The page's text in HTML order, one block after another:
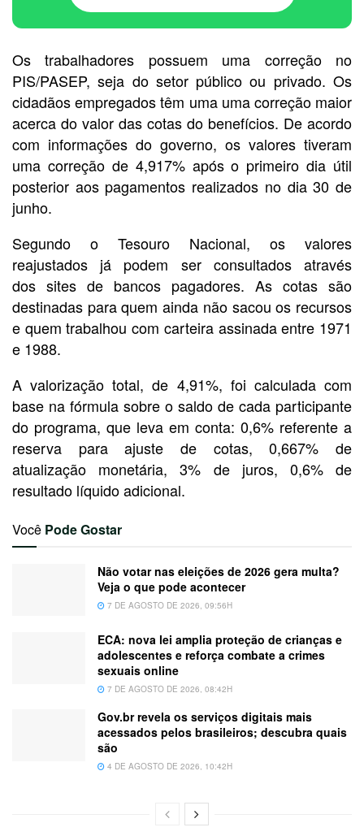
Os trabalhadores possuem uma correção no
PIS/PASEP, seja do setor público ou privado. Os
cidadãos empregados têm uma uma correção maior
acerca do valor das cotas do benefícios. De acordo
com informações do governo, os valores tiveram
uma correção de 4,917% após o primeiro dia útil
posterior aos pagamentos realizados no dia 30 de
junho.
Segundo o Tesouro Nacional, os valores
reajustados já podem ser consultados através
dos sites de bancos pagadores. As cotas são
destinadas para quem ainda não sacou os recursos
e quem trabalhou com carteira assinada entre 1971
e 1988.
A valorização total, de 4,91%, foi calculada com
base na fórmula sobre o saldo de cada participante
do programa, que leva em conta: 0,6% referente a
reserva para ajuste de cotas, 0,667% de
atualização monetária, 3% de juros, 0,6% de
resultado líquido adicional.
Você Pode Gostar
Não votar nas eleições de 2026 gera multa?
Veja o que pode acontecer
7 DE AGOSTO DE 2026, 09:56H
ECA: nova lei amplia proteção de crianças e
adolescentes e reforça combate a crimes
sexuais online
7 DE AGOSTO DE 2026, 08:42H
Gov.br revela os serviços digitais mais
acessados pelos brasileiros; descubra quais
são
4 DE AGOSTO DE 2026, 10:42H